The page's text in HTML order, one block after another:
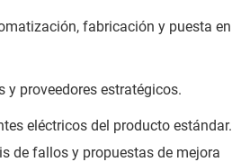
fabricación y puesta en
y proveedores estratégicos.
eléctricos del producto estándar.
de fallos y propuestas de mejora